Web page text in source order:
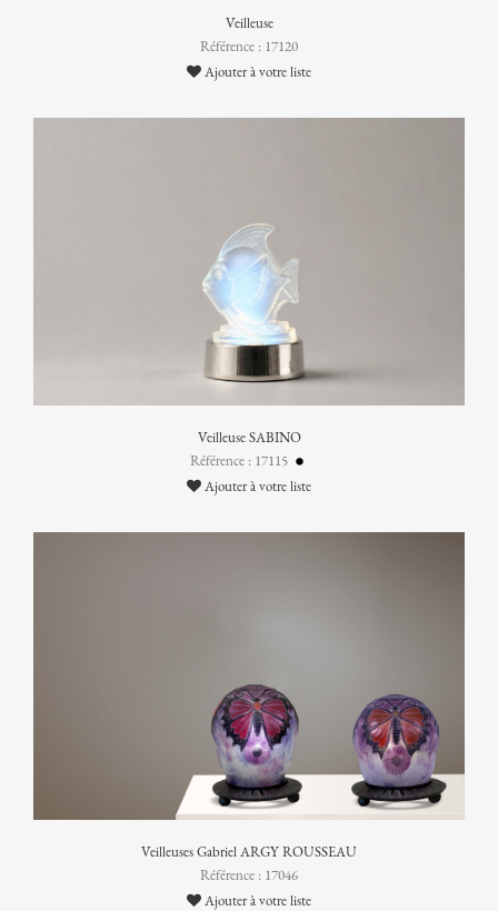
Veilleuse
Référence : 17120
Ajouter à votre liste
Veilleuse SABINO
Référence : 17115
Ajouter à votre liste
Veilleuses Gabriel ARGY ROUSSEAU
Référence : 17046
Ajouter à votre liste